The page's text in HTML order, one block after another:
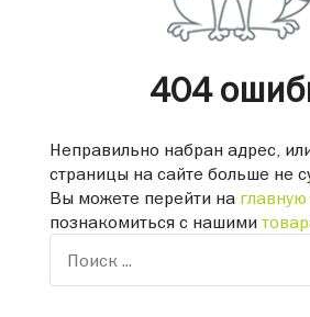
404
Неправильно набран адрес,
страницы на сайте больше не
Вы можете перейти на
познакомиться с нашими